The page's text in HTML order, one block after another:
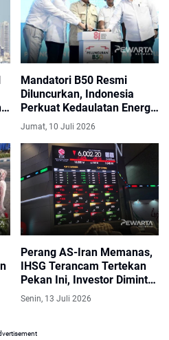
Mandatori B50 Resmi
Diluncurkan, Indonesia
Perkuat Kedaulatan Energi
dan Kurangi Impor BBM
Jumat, 10 Juli 2026
Perang AS-Iran Memanas,
IHSG Terancam Tertekan
Pekan Ini, Investor Diminta
Waspada
Senin, 13 Juli 2026